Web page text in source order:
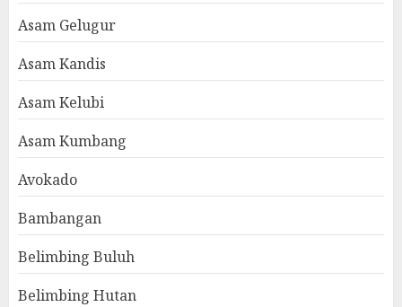
Asam Gelugur
Asam Kandis
Asam Kelubi
Asam Kumbang
Avokado
Bambangan
Belimbing Buluh
Belimbing Hutan